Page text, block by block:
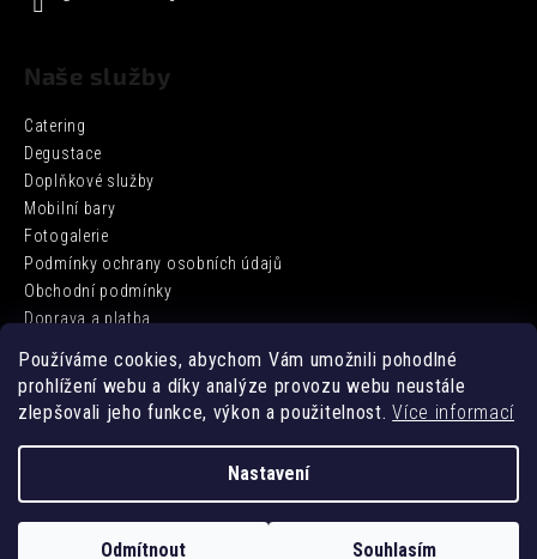
Používáme cookies, abychom Vám umožnili pohodlné
prohlížení webu a díky analýze provozu webu neustále
zlepšovali jeho funkce, výkon a použitelnost.Více informací
Nastavení
Odmítnout Souhlasím
Naše služby
Catering
Degustace
Doplňkové služby
Mobilní bary
Fotogalerie
Podmínky ochrany osobních údajů
Obchodní podmínky
Doprava a platba
Facebook
Copyright 2026DD BARCATERING . Všechna práva vyhrazena.